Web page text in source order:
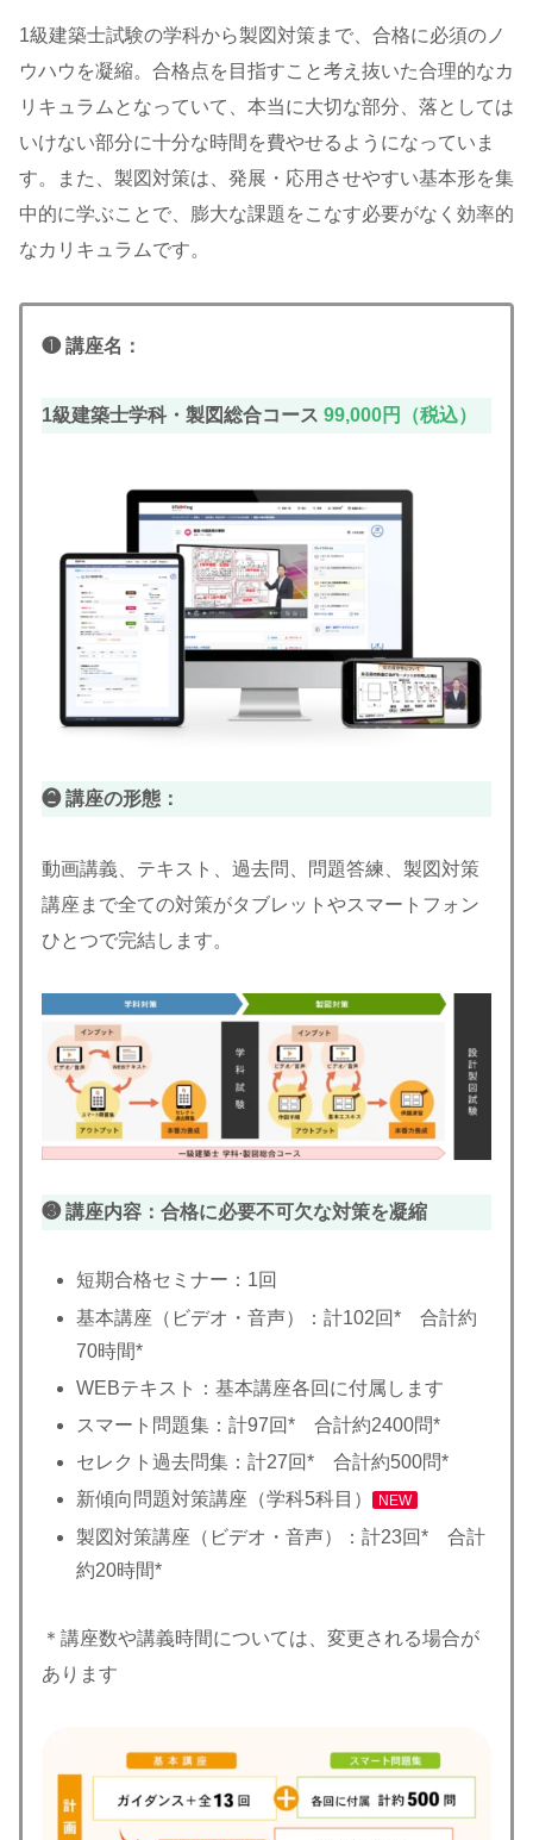
1級建築士試験の学科から製図対策まで、合格に必須のノ
ウハウを凝縮。合格点を目指すこと考え抜いた合理的なカ
リキュラムとなっていて、本当に大切な部分、落としては
いけない部分に十分な時間を費やせるようになっていま
す。また、製図対策は、発展・応用させやすい基本形を集
中的に学ぶことで、膨大な課題をこなす必要がなく効率的
なカリキュラムです。
❶ 講座名：
1級建築士学科・製図総合コース 99,000円（税込）
❷ 講座の形態：
動画講義、テキスト、過去問、問題答練、製図対策
講座まで全ての対策がタブレットやスマートフォン
ひとつで完結します。
❸ 講座内容：合格に必要不可欠な対策を凝縮
短期合格セミナー：1回
基本講座（ビデオ・音声）：計102回* 合計約
70時間*
WEBテキスト：基本講座各回に付属します
スマート問題集：計97回* 合計約2400問*
セレクト過去問集：計27回* 合計約500問*
新傾向問題対策講座（学科5科目） NEW
製図対策講座（ビデオ・音声）：計23回* 合計
約20時間*
＊講座数や講義時間については、変更される場合が
あります